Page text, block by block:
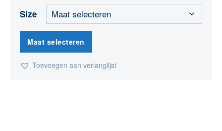
Size
Maat selecteren
Toevoegen aan verlanglijst